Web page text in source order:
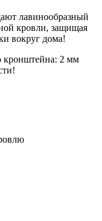
лавинообразный
кровли, защищая
вокруг дома!
кронштейна: 2 мм